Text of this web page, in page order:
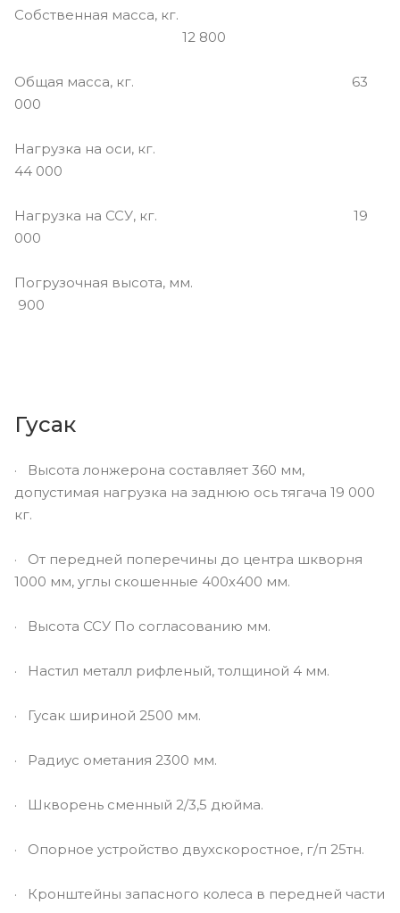
Собственная масса, кг.
12 800
Общая масса, кг. 63
000
Нагрузка на оси, кг.
44 000
Нагрузка на ССУ, кг. 19
000
Погрузочная высота, мм.
900
Гусак
· Высота лонжерона составляет 360 мм,
допустимая нагрузка на заднюю ось тягача 19 000
кг.
· От передней поперечины до центра шкворня
1000 мм, углы скошенные 400х400 мм.
· Высота ССУ По согласованию мм.
· Настил металл рифленый, толщиной 4 мм.
· Гусак шириной 2500 мм.
· Радиус ометания 2300 мм.
· Шкворень сменный 2/3,5 дюйма.
· Опорное устройство двухскоростное, г/п 25тн.
· Кронштейны запасного колеса в передней части